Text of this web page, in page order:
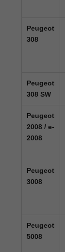
Peugeot
308
Peugeot
308 SW
Peugeot
2008 / e-
2008
Peugeot
3008
Peugeot
5008